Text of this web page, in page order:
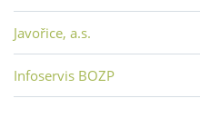
Javořice, a.s.
Infoservis BOZP